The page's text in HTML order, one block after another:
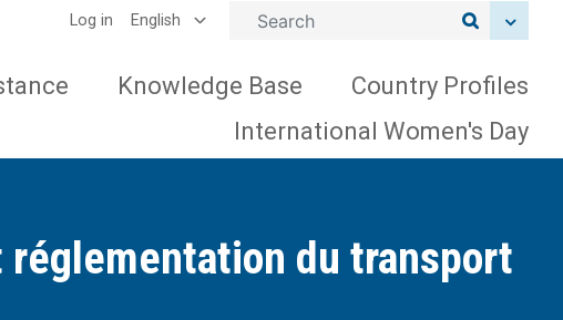
User account menu
Log in
Select your language
English
Knowledge Base
Country Profiles
International Women's Day
du transport